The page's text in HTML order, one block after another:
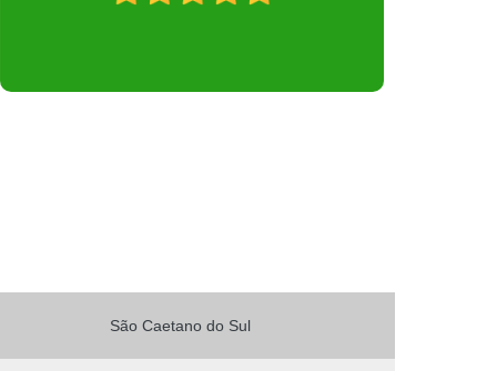
São Caetano do Sul